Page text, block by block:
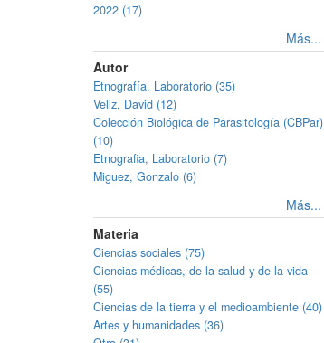
2022 (17)
Más...
Autor
Etnografía, Laboratorio (35)
Veliz, David (12)
Colección Biológica de Parasitología (CBPar)
(10)
Etnografia, Laboratorio (7)
Miguez, Gonzalo (6)
Más...
Materia
Ciencias sociales (75)
Ciencias médicas, de la salud y de la vida
(55)
Ciencias de la tierra y el medioambiente (40)
Artes y humanidades (36)